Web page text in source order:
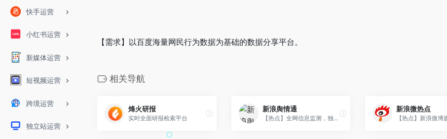
快手运营
小红书运营
新媒体运营
短视频运营
跨境运营
独立站运营
【需求】以百度海量网民行为数据为基础的数据分享平台。
相关导航
烽火研报
实时全面研报检索平台
新浪舆情通
【热点】全网信息监测，独家拥有新浪微博全量政务舆情数据。
新浪微热点